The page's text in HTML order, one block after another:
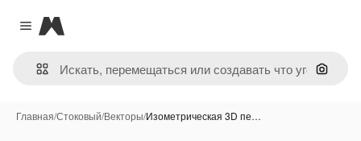
Close menu
Magnific
Поиск
Главная/Стоковый/Векторы/Изометрическая 3D пе…